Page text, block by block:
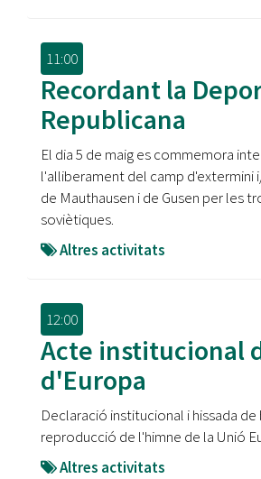
11:00
Recordant la
Republicana
El dia 5 de maig es commemora
l'alliberament del camp d'extermini
de Mauthausen i de Gusen per les
soviètiques.
Altres activitats
12:00
Acte institucional
d'Europa
Declaració institucional i hissada de
reproducció de l'himne de la Unió
Altres activitats